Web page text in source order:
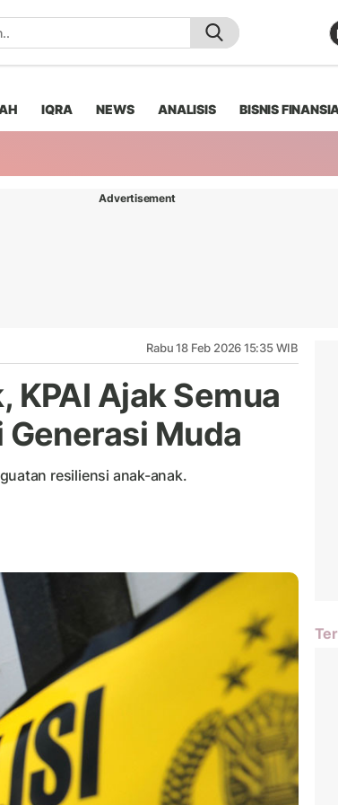
IQRA NEWS ANALISIS BISNIS
Advertisement
Rabu 18 Feb 2026 15:35 WIB
KPAI Ajak Semua
Muda
resiliensi anak-anak.